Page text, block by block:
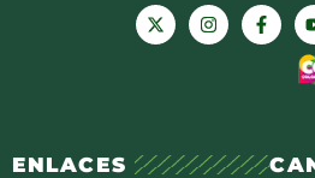
ENLACES